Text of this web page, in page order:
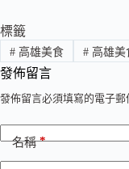
標籤
#高雄美食 #高雄美
發佈留言
發佈留言必須填寫的電子郵
名稱*